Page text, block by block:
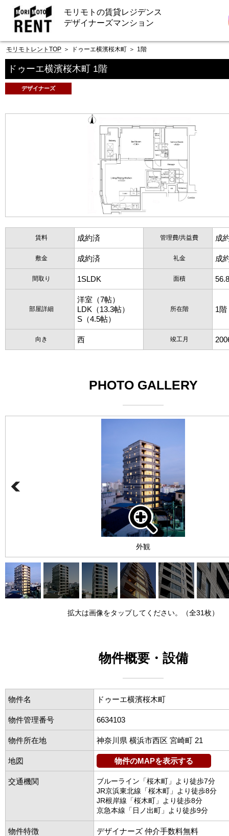
モリモトの賃貸レジデンス
デザイナーズマンション
モリモトレントTOP ＞ ドゥーエ横濱桜木町 ＞ 1階
ドゥーエ横濱桜木町 1階
デザイナーズ
賃料 成約済 管理費/共益費 成
敷金 成約済 礼金 成
間取り 1SLDK 面積
部屋詳細
洋室（7帖）
LDK（13.3帖）
S（4.5帖）
所在階 1階
向き 西 竣工月
PHOTO GALLERY
外観
拡大は画像をタップしてください。（全31枚）
物件概要・設備
物件名 ドゥーエ横濱桜木町
物件管理番号 6634103
物件所在地 神奈川県 横浜市西区 宮崎町 21
地図 物件のMAPを表示する
交通機関
ブルーライン「桜木町」より徒歩7分
JR京浜東北線「桜木町」より徒歩8分
JR根岸線「桜木町」より徒歩8分
京急本線「日ノ出町」より徒歩9分
物件特徴 デザイナーズ 仲介手数料無料